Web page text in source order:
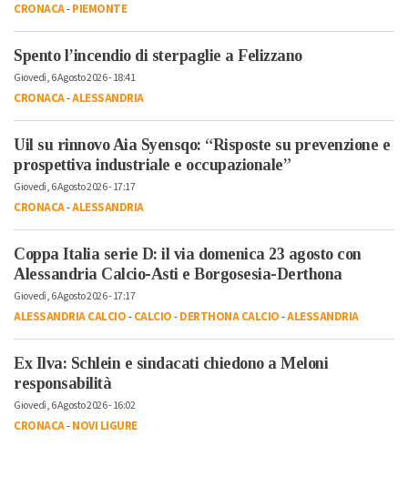
CRONACA-PIEMONTE
Spento l’incendio di sterpaglie a Felizzano
Giovedì, 6 Agosto 2026 - 18:41
CRONACA-ALESSANDRIA
Uil su rinnovo Aia Syensqo: “Risposte su prevenzione e
prospettiva industriale e occupazionale”
Giovedì, 6 Agosto 2026 - 17:17
CRONACA-ALESSANDRIA
Coppa Italia serie D: il via domenica 23 agosto con
Alessandria Calcio-Asti e Borgosesia-Derthona
Giovedì, 6 Agosto 2026 - 17:17
ALESSANDRIA CALCIO-CALCIO-DERTHONA CALCIO-ALESSANDRIA
Ex Ilva: Schlein e sindacati chiedono a Meloni
responsabilità
Giovedì, 6 Agosto 2026 - 16:02
CRONACA-NOVI LIGURE